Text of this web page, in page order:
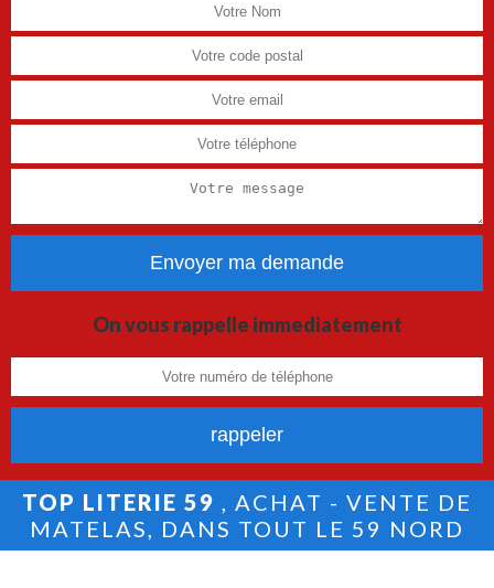
On vous rappelle immediatement
TOP LITERIE 59 , ACHAT - VENTE DE
MATELAS, DANS TOUT LE 59 NORD